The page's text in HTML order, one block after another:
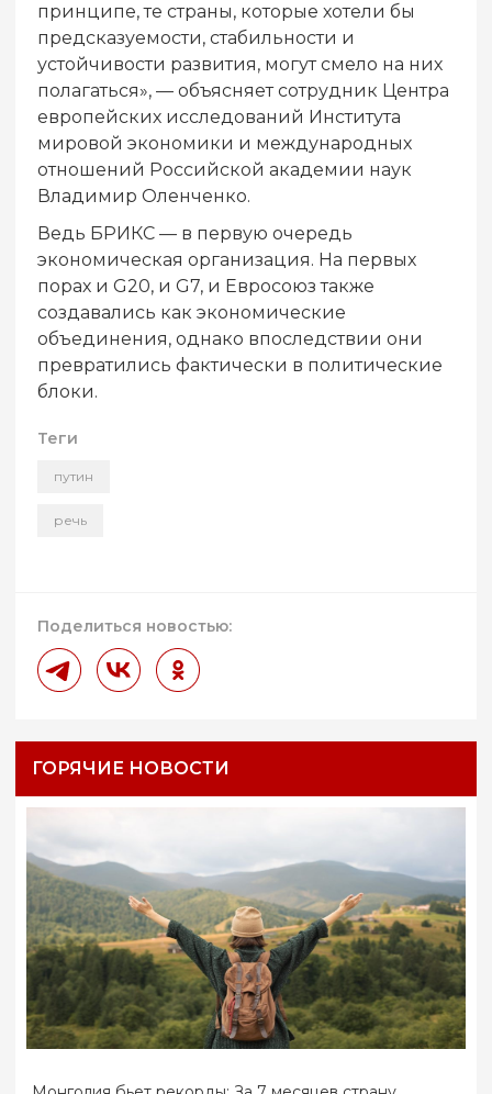
принципе, те страны, которые хотели бы
предсказуемости, стабильности и
устойчивости развития, могут смело на них
полагаться», — объясняет сотрудник Центра
европейских исследований Института
мировой экономики и международных
отношений Российской академии наук
Владимир Оленченко.
Ведь БРИКС — в первую очередь
экономическая организация. На первых
порах и G20, и G7, и Евросоюз также
создавались как экономические
объединения, однако впоследствии они
превратились фактически в политические
блоки.
Теги
путин
речь
Поделиться новостью:
ГОРЯЧИЕ НОВОСТИ